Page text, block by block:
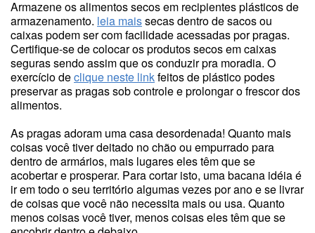
Armazene os alimentos secos em recipientes plásticos de
armazenamento. leia maissecas dentro de sacos ou
caixas podem ser com facilidade acessadas por pragas.
Certifique-se de colocar os produtos secos em caixas
seguras sendo assim que os conduzir pra moradia. O
exercício declique neste linkfeitos de plástico podes
preservar as pragas sob controle e prolongar o frescor dos
alimentos.
As pragas adoram uma casa desordenada! Quanto mais
coisas você tiver deitado no chão ou empurrado para
dentro de armários, mais lugares eles têm que se
acobertar e prosperar. Para cortar isto, uma bacana idéia é
ir em todo o seu território algumas vezes por ano e se livrar
de coisas que você não necessita mais ou usa. Quanto
menos coisas você tiver, menos coisas eles têm que se